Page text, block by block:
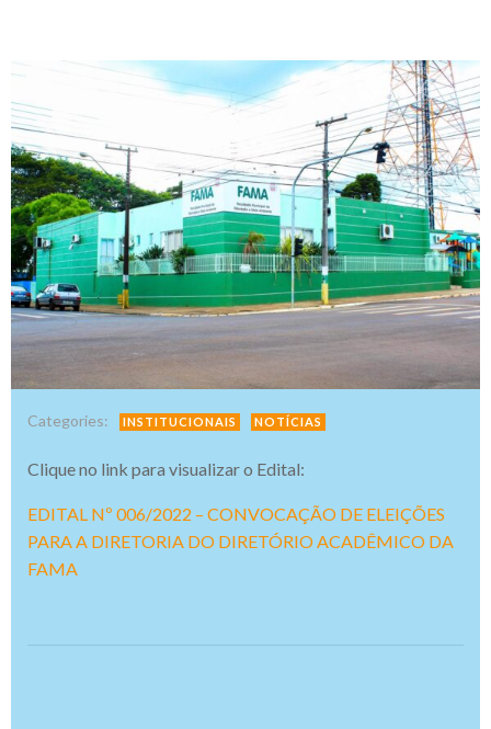
Categories: INSTITUCIONAIS NOTÍCIAS
Clique no link para visualizar o Edital:
EDITAL Nº 006/2022 – CONVOCAÇÃO DE ELEIÇÕES
PARA A DIRETORIA DO DIRETÓRIO ACADÊMICO DA
FAMA